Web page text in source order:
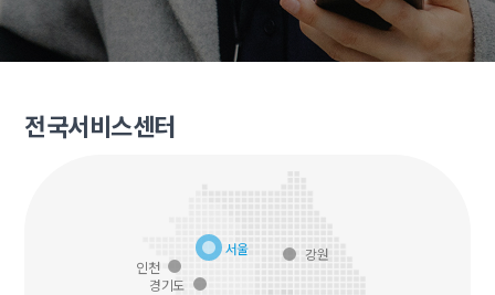
전국서비스센터
서울
인천
경기도
강원